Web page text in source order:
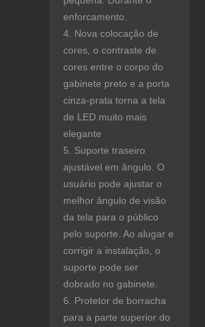
enforcamento.
4. Nova colocação de
cores, o contraste de
cores entre o corpo do
gabinete preto e a porta
cinza-prata torna a tela
de LED muito mais
elegante
5. Suporte traseiro
ajustável em ângulo. O
usuário pode ajustar o
melhor ângulo de visão
da tela para o público
pelo suporte. Ao alugar e
corrigir a instalação, o
suporte pode ser
dobrado no gabinete.
6. Protetor de borracha
para a parte superior do